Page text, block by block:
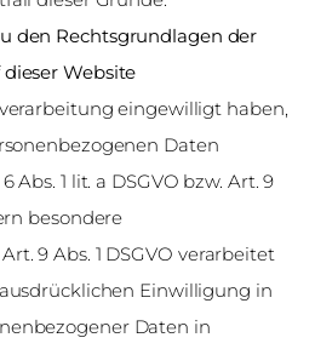
den Rechtsgrundlagen der
Website
eingewilligt haben,
Daten
Abs. 1 lit. a DSGVO bzw. Art. 9
besondere
9 Abs. 1 DSGVO verarbeitet
Einwilligung in
Daten in